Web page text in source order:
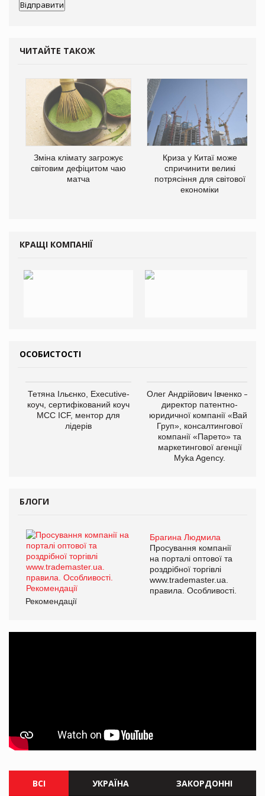
ЧИТАЙТЕ ТАКОЖ
Зміна клімату загрожує
світовим дефіцитом чаю
матча
Криза у Китаї може
спричинити великі
потрясіння для світової
економіки
КРАЩІ КОМПАНІЇ
ОСОБИСТОСТІ
Тетяна Ільєнко, Executive-
коуч, сертифікований коуч
МСС ICF, ментор для
лідерів
Олег Андрійович Івченко —
директор патентно-
юридичної компанії «Вайз
Груп», консалтингової
компанії «Парето» та
маркетингової агенції
Myka Agency.
БЛОГИ
Брагина Людмила
Просування компанії
на порталі оптової та
роздрібної торгівлі
www.trademaster.ua.
правила. Особливості.
Рекомендації
ВСІ УКРАЇНА ЗАКОРДОННІ